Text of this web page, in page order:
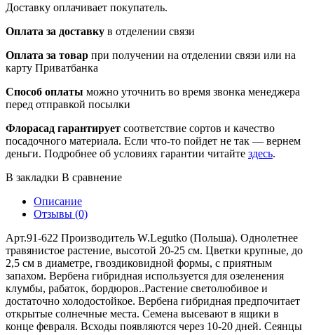
Доставку оплачивает покупатель.
Оплата за доставку в отделении связи
Оплата за товар при получении на отделении связи или на
карту Приватбанка
Способ оплаты можно уточнить во время звонка менеджера
перед отправкой посылки
Флорасад гарантирует соответствие сортов и качество
посадочного материала. Если что-то пойдет не так — вернем
деньги. Подробнее об условиях гарантии читайте здесь.
В закладки В сравнение
Описание
Отзывы (0)
Арт.91-622 Производитель W.Legutko (Польша). Однолетнее
травянистое растение, высотой 20-25 см. Цветки крупные, до
2,5 см в диаметре, гвоздиковидной формы, с приятным
запахом. Вербена гибридная используется для озеленения
клумбы, рабаток, бордюров..Растение светолюбивое и
достаточно холодостойкое. Вербена гибридная предпочитает
открытые солнечные места. Семена высевают в ящики в
конце февраля. Всходы появляются через 10-20 дней. Сеянцы